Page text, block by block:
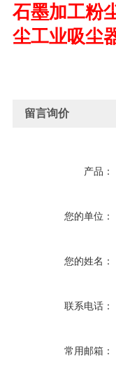
石墨加工粉
尘工业吸尘
留言询价
产品：
您的单位：
您的姓名：
联系电话：
常用邮箱：